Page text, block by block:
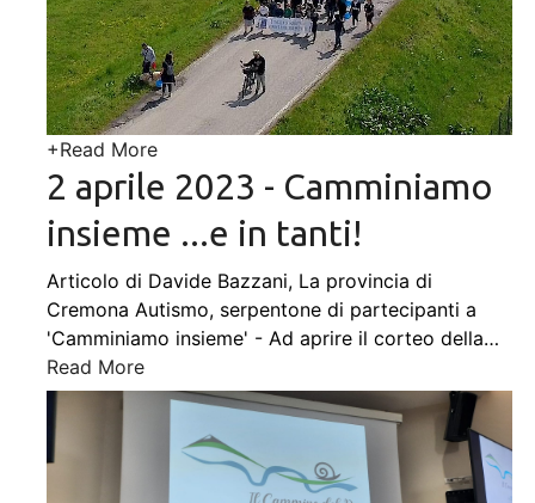
+Read More
2 aprile 2023 - Camminiamo
insieme ...e in tanti!
Articolo di Davide Bazzani, La provincia di
Cremona Autismo, serpentone di partecipanti a
'Camminiamo insieme' - Ad aprire il corteo della…
Read More